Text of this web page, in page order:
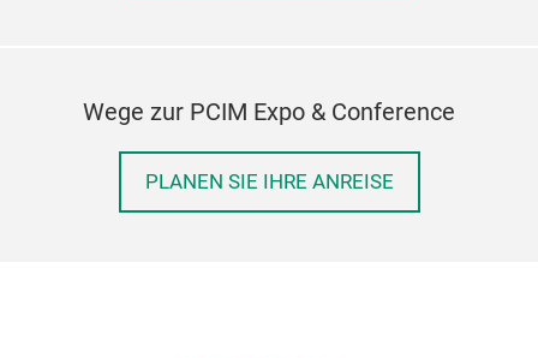
Wege zur PCIM Expo & Conference
PLANEN SIE IHRE ANREISE